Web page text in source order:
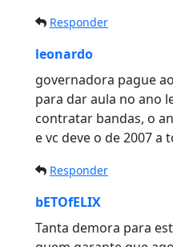
Responder
leonardo
governadora pague
para dar aula no ano
contratar bandas, o
e vc deve o de 2007
Responder
bETOfELIX
Tanta demora para